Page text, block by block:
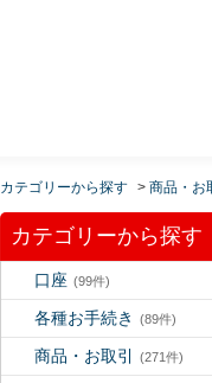
カテゴリーから探す > 商品・お
カテゴリーから探す
口座 (99件)
各種お手続き (89件)
商品・お取引 (271件)